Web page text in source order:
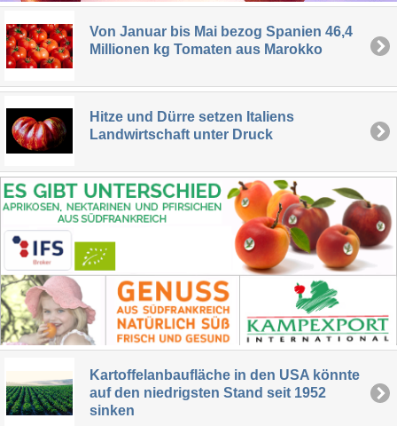
Von Januar bis Mai bezog Spanien 46,4
Millionen kg Tomaten aus Marokko
Hitze und Dürre setzen Italiens
Landwirtschaft unter Druck
Kartoffelanbaufläche in den USA könnte
auf den niedrigsten Stand seit 1952
sinken